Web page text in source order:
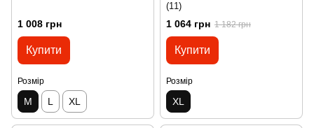
1 008 грн
Купити
Розмір
M L XL
(11)
1 064 грн 1 182 грн
Купити
Розмір
XL